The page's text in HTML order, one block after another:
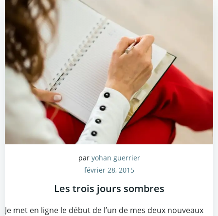
par yohan guerrier
février 28, 2015
Les trois jours sombres
Je met en ligne le début de l’un de mes deux nouveaux